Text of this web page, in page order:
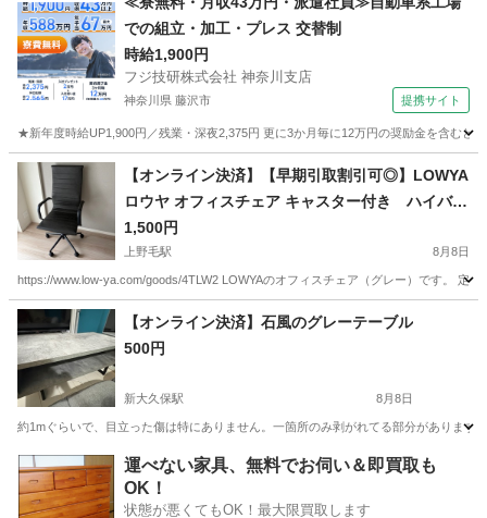
での組立・加工・プレス 交替制
時給1,900円
フジ技研株式会社 神奈川支店
神奈川県 藤沢市 提携サイト
★新年度時給UP1,900円／残業・深夜2,375円 更に3か月毎に12万円の奨励金を含む
神奈川 藤沢市 その他
【オンライン決済】【早期引取割引可◎】LOWYA
ロウヤ オフィスチェア キャスター付き ハイバッ
ク
1,500円
上野毛駅 8月8日
https://www.low-ya.com/goods/4TLW2 LOWYAのオフィスチェア（グレー）です。 定
東京 世田谷区 上野毛駅 オフィス用家具
【オンライン決済】石風のグレーテーブル
500円
新大久保駅 8月8日
約1mぐらいで、目立った傷は特にありません。一箇所のみ剥がれてる部分があります。
東京 新宿区 新大久保駅 テーブル
運べない家具、無料でお伺い＆即買取も
OK！
状態が悪くてもOK！最大限買取します